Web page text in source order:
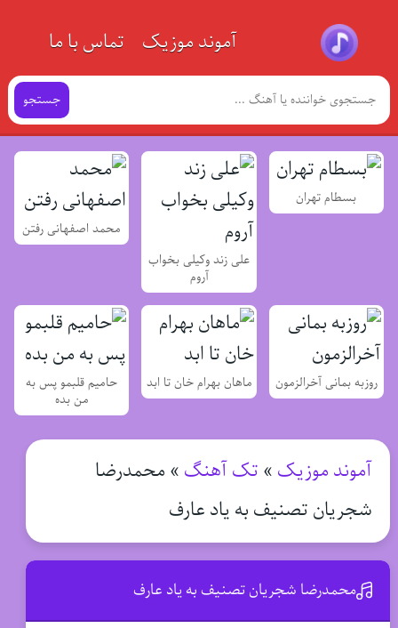
آموند موزیک تماس با ما
جستجو
بسطام تهران
علی زند وکیلی بخواب
آروم
محمد اصفهانی رفتن
روزبه بمانی آخرالزمون ماهان بهرام خان تا ابد
حامیم قلبمو پس به
من بده
آموند موزیک » تک آهنگ » محمدرضا
شجریان تصنیف به یاد عارف
محمدرضا شجریان تصنیف به یاد عارف